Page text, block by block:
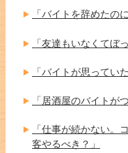
「バイトを辞めたの
「友達もいなくてぼ
「バイトが思ってい
「居酒屋のバイトが
「仕事が続かない。
客やるべき？」